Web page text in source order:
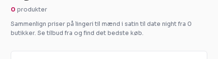
0 produkter
Sammenlign priser på lingeri til mænd i satin til date night fra 0
butikker. Se tilbud fra og find det bedste køb.